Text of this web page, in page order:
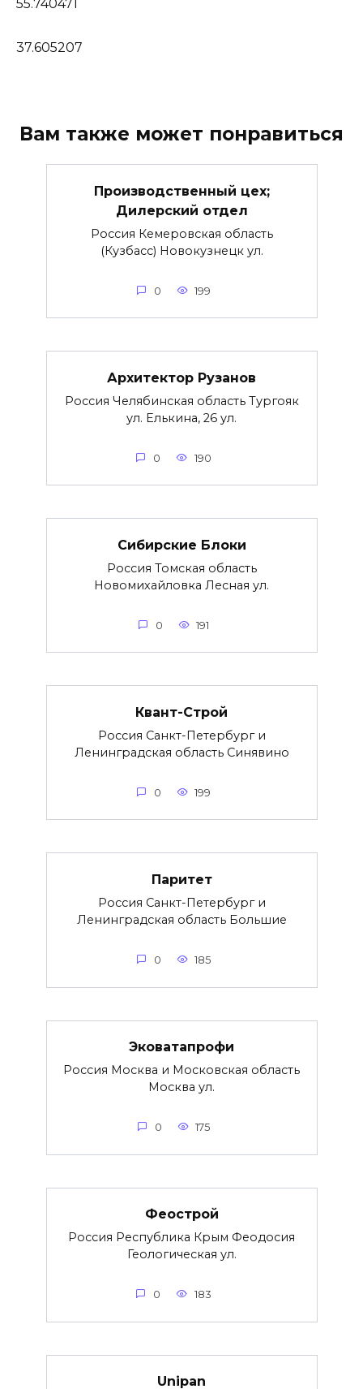
55.740471
37.605207
Вам также может понравиться
Производственный цех;
Дилерский отдел
Россия Кемеровская область
(Кузбасс) Новокузнецк ул.
0 199
Архитектор Рузанов
Россия Челябинская область Тургояк
ул. Елькина, 26 ул.
0 190
Сибирские Блоки
Россия Томская область
Новомихайловка Лесная ул.
0 191
Квант-Строй
Россия Санкт-Петербург и
Ленинградская область Синявино
0 199
Паритет
Россия Санкт-Петербург и
Ленинградская область Большие
0 185
Эковатапрофи
Россия Москва и Московская область
Москва ул.
0 175
Феострой
Россия Республика Крым Феодосия
Геологическая ул.
0 183
Unipan